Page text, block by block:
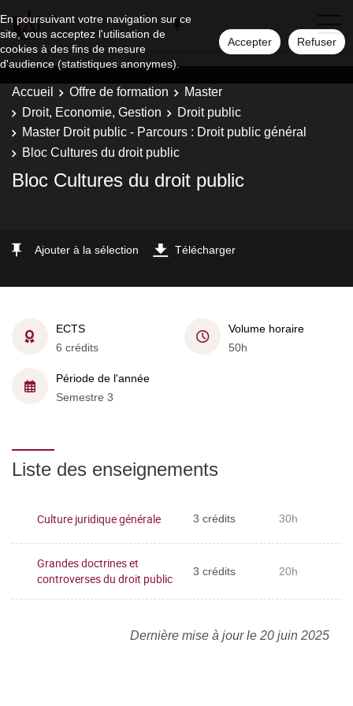
En poursuivant votre navigation sur ce
site, vous acceptez l'utilisation de
cookies à des fins de mesure
d'audience (statistiques anonymes).
Accepter Refuser
Accueil Offre de formation
Master
Droit, Economie, Gestion
Droit public
Master Droit public - Parcours : Droit public général
Bloc Cultures du droit public
Bloc Cultures du droit public
Ajouter à la sélection Télécharger
ECTS
6 crédits
Volume horaire
50h
Période de l'année
Semestre 3
Liste des enseignements
Culture juridique générale 3 crédits 30h
Grandes doctrines et
controverses du droit public
3 crédits 20h
Dernière mise à jour le 20 juin 2025